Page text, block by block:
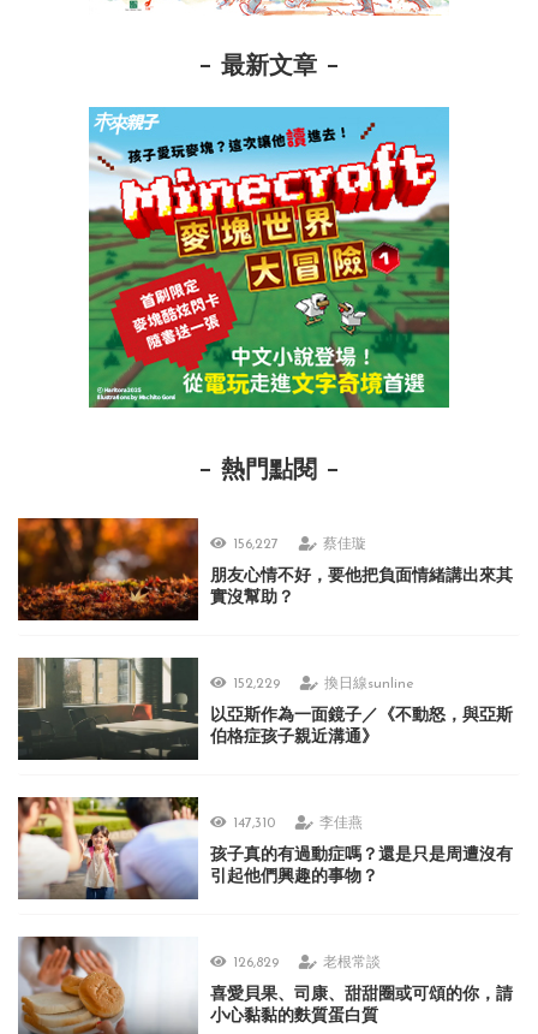
最新文章
熱門點閱
156,227 蔡佳璇
朋友心情不好，要他把負面情緒講出來其
實沒幫助？
152,229 換日線sunline
以亞斯作為一面鏡子／《不動怒，與亞斯
伯格症孩子親近溝通》
147,310 李佳燕
孩子真的有過動症嗎？還是只是周遭沒有
引起他們興趣的事物？
126,829 老根常談
喜愛貝果、司康、甜甜圈或可頌的你，請
小心黏黏的麩質蛋白質